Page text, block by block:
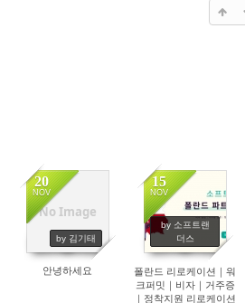
No Image
20
NOV
by 김기태
1401
안녕하세요
15
NOV
by 소프트랜
더스
1248
폴란드 리로케이션｜워
크퍼밋｜비자｜거주증
｜정착지원 리로케이션